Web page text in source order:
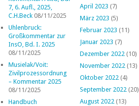
7, 6. Aufl., 2025,
C.H.Beck 08/11/2025
Uhlenbruck:
Großkommentar zur
InsO, Bd. I. 2025
08/11/2025
Musielak/Voit:
Zivilprozessordnung
– Kommentar 2025
08/11/2025
Handbuch
April 2023 (7)
März 2023 (5)
Februar 2023 (11)
Januar 2023 (7)
Dezember 2022 (10)
November 2022 (13)
Oktober 2022 (4)
September 2022 (20)
August 2022 (13)